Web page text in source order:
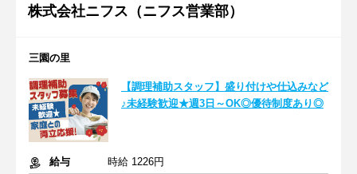
株式会社ニフス（ニフス営業部）
三園の里
【調理補助スタッフ】盛り付けや仕込みなど
♪未経験歓迎★週3日～OK◎優待制度あり◎
給与
時給 1226円